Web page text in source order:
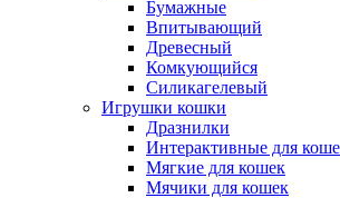
Бумажные
Впитывающий
Древесный
Комкующийся
Силикагелевый
Игрушки кошки
Дразнилки
Интерактивные для
Мягкие для кошек
Мячики для кошек